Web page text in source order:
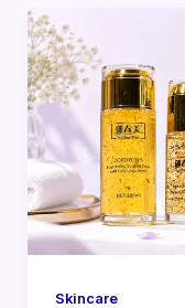
Skincare